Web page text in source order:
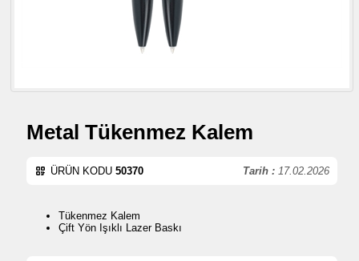
Metal Tükenmez Kalem
Tarih : 17.02.2026
ÜRÜN KODU 50370
Tükenmez Kalem
Çift Yön Işıklı Lazer Baskı